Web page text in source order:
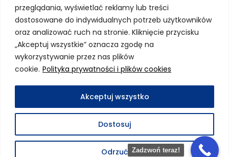
przeglądania, wyświetlać reklamy lub treści
dostosowane do indywidualnych potrzeb użytkowników
oraz analizować ruch na stronie. Kliknięcie przycisku
„Akceptuj wszystkie” oznacza zgodę na
wykorzystywanie przez nas plików
cookie. Polityka prywatności i plików cookies
Dostosuj
Odrzuć
Akceptuj wszystko
© 2026 byEwelina Rędzikowska-Biegus - ERB Consulting. Wszelkie prawa
zastrzeżone.
Polityka prywatności i plików cookies
Marketing internetowy byWild Moose
Pozycjonowanie skutecznia zapewniaWild Moose
Zadzwoń teraz!